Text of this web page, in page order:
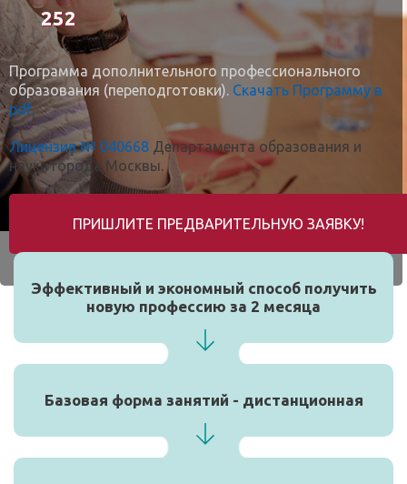
252
Программа дополнительного профессионального
образования (переподготовки). Скачать Программу в
pdf.
Лицензия № 040668 Департамента образования и
науки города Москвы.
ПРИШЛИТЕ ПРЕДВАРИТЕЛЬНУЮ ЗАЯВКУ!
Эффективный и экономный способ получить
новую профессию за 2 месяца
Базовая форма занятий - дистанционная